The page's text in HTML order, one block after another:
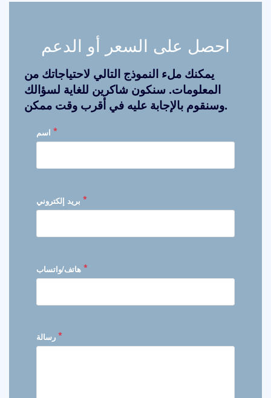
احصل على السعر أو الدعم
يمكنك ملء النموذج التالي لاحتياجاتك من
المعلومات. سنكون شاكرين للغاية لسؤالك
وسنقوم بالإجابة عليه في أقرب وقت ممكن.
*
*
*
*